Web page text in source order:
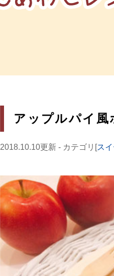
アップルパイ風
2018.10.10更新 - カテゴリ[ス